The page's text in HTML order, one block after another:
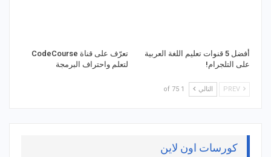
أفضل 5 قنوات تعليم اللغة العربية
على التلجرام!
تعرّف على قناة CodeCourse
لتعلم واحتراف البرمجة
التالي 1 of 75
كورسات اون لاين